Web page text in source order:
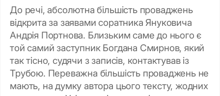
До речі, абсолютна більшість проваджень
відкрита за заявами соратника Януковича
Андрія Портнова. Близьким саме до нього є
той самий заступник Богдана Смирнов, який
так тісно, судячи з записів, контактував із
Трубою. Переважна більшість проваджень не
мають, на думку автора цього тексту, жодних